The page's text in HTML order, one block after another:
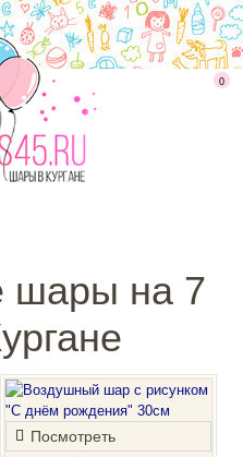
0
шары на 7
Посмотреть